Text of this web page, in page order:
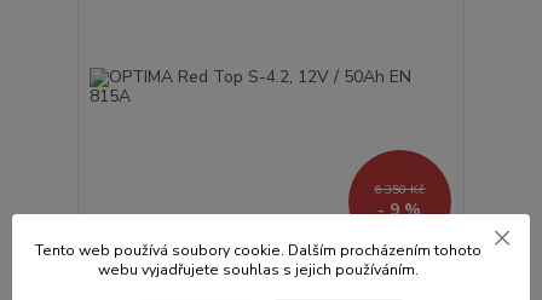
6 350 Kč
- 9 %
Tento web používá soubory cookie. Dalším procházením tohoto
webu vyjadřujete souhlas s jejich používáním.